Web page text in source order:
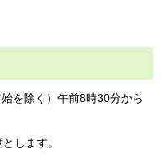
を除く）午前8時30分から
します。